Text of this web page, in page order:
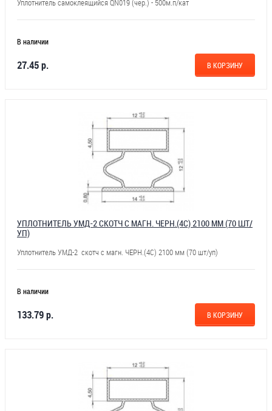
Уплотнитель самоклеящийся QN019 (чер.) - 500м.п/кат
В наличии
27.45 р. В КОРЗИНУ
УПЛОТНИТЕЛЬ УМД-2 СКОТЧ С МАГН. ЧЕРН.(4С) 2100 ММ (70 ШТ/
УП)
Уплотнитель УМД-2 скотч с магн. ЧЕРН.(4С) 2100 мм (70 шт/уп)
В наличии
133.79 р. В КОРЗИНУ